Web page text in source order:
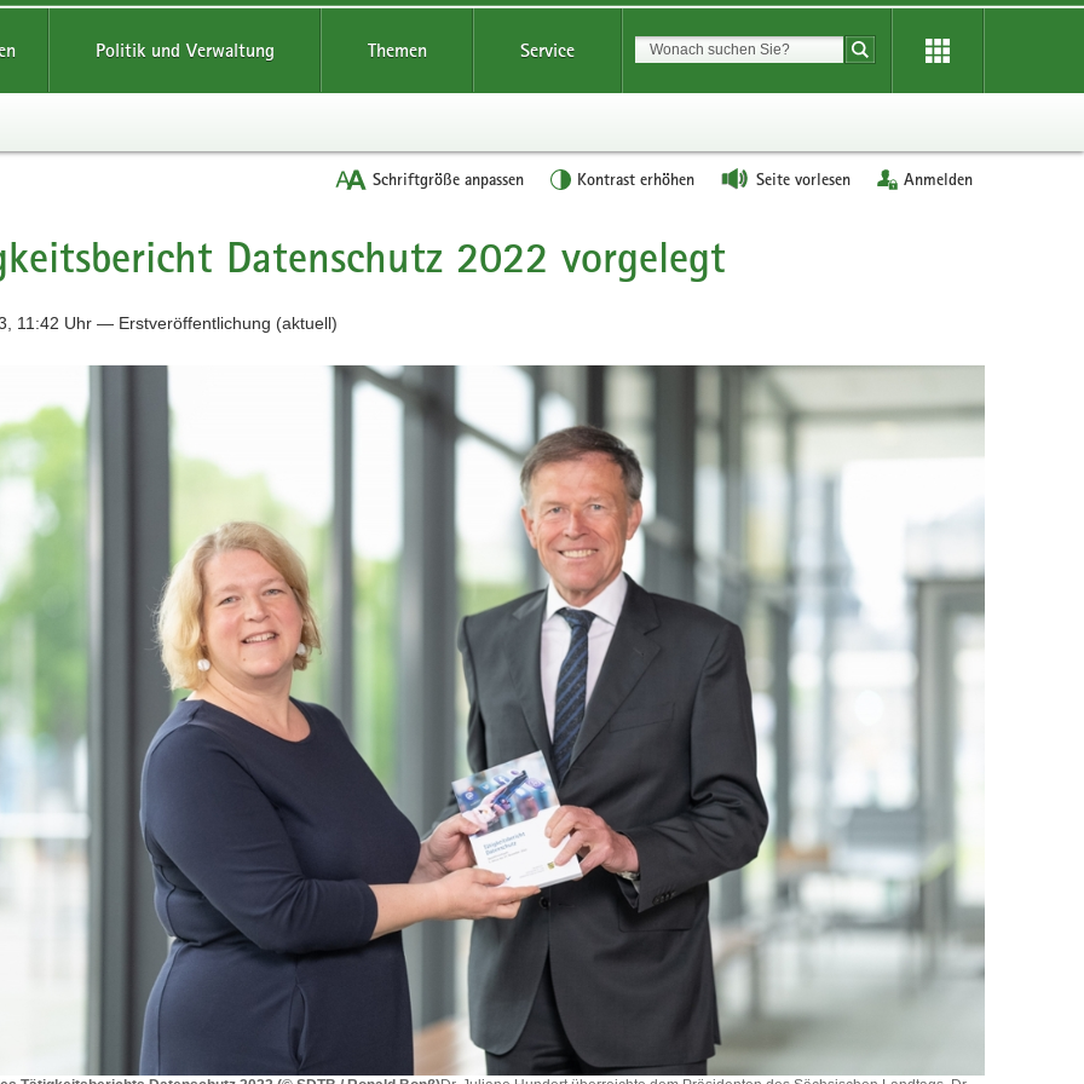
Politik und Verwaltung Themen Service Suchbegriff
Suche starten
Schriftgröße anpassen Kontrast erhöhen Seite vorlesen Anmelden
Datenschutz 2022 vorgelegt
11:42 Uhr — Erstveröffentlichung (aktuell)